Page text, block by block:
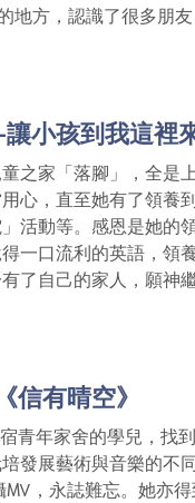
地方，認識了很多朋
小孩到我這裡
之家「落腳」，全是
心，直至她有了領養
活動等。感恩是她的
一口流利的英語，領
了自己的家人，願神
信有晴空》
青年家舍的學兒，找
發展藝術與音樂的不
，永誌難忘。她亦